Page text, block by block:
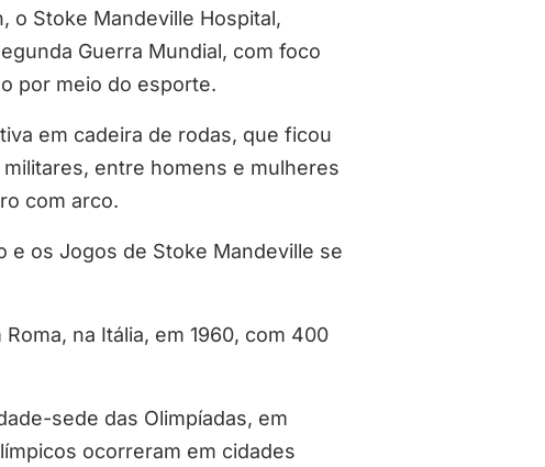
o Stoke Mandeville Hospital,
Guerra Mundial, com foco
por meio do esporte.
em cadeira de rodas, que ficou
entre homens e mulheres
com arco.
e os Jogos de Stoke Mandeville se
na Itália, em 1960, com 400
sede das Olimpíadas, em
ocorreram em cidades